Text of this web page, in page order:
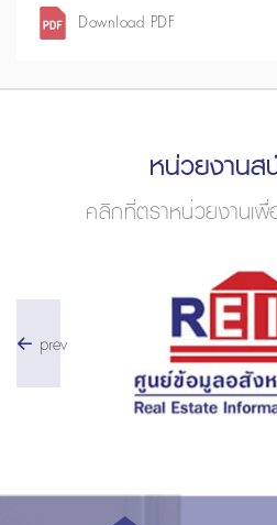
Download PDF
หน่วยงาน
คลิกที่ตราหน่วยงานเ
prev